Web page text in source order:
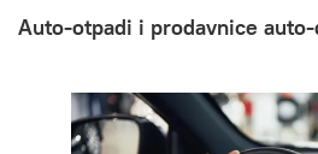
Auto-otpadi i prodavnice